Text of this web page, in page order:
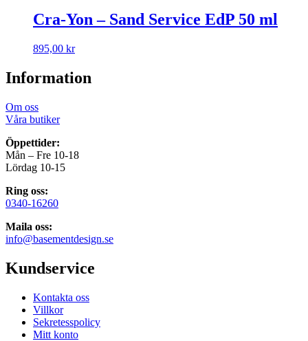
Cra-Yon – Sand Service EdP 50 ml
895,00 kr
Information
Om oss
Våra butiker
Öppettider:
Mån – Fre 10-18
Lördag 10-15
Ring oss:
0340-16260
Maila oss:
info@basementdesign.se
Kundservice
Kontakta oss
Villkor
Sekretesspolicy
Mitt konto